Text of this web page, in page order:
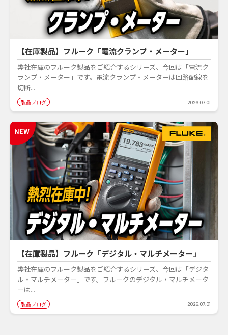
【在庫製品】フルーク「電流クランプ・メーター」
弊社在庫のフルーク製品をご紹介するシリーズ、今回は「電流ク
ランプ・メーター」です。電流クランプ・メーターは回路配線を
切断...
製品ブログ 2026.07.01
【在庫製品】フルーク「デジタル・マルチメーター」
弊社在庫のフルーク製品をご紹介するシリーズ、今回は「デジタ
ル・マルチメーター」です。フルークのデジタル・マルチメータ
ーは...
製品ブログ 2026.07.01